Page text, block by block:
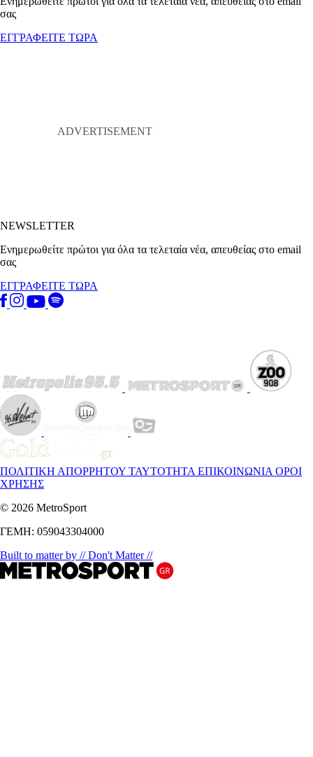
σας
ΕΓΓΡΑΦΕΙΤΕ ΤΩΡΑ
NEWSLETTER
Ενημερωθείτε πρώτοι για όλα τα τελεταία νέα, απευθείας στο email
σας
ΕΓΓΡΑΦΕΙΤΕ ΤΩΡΑ
ΠΟΛΙΤΙΚΗ ΑΠΟΡΡΗΤΟΥ ΤΑΥΤΟΤΗΤΑ ΕΠΙΚΟΙΝΩΝΙΑ ΟΡΟΙ
ΧΡΗΣΗΣ
© 2026 MetroSport
ΓΕΜΗ: 059043304000
Built to matter by // Don't Matter //